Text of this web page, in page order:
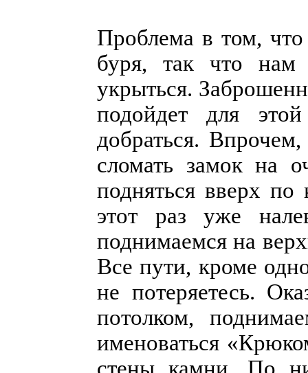
Проблема в том, что
буря, так что нам
укрыться.
подойдет для
добраться.
сломать замок на
подняться вверх
этот раз уже
поднимаемся на
Все пути, кроме
не потеряетесь.
потолком,
именоваться